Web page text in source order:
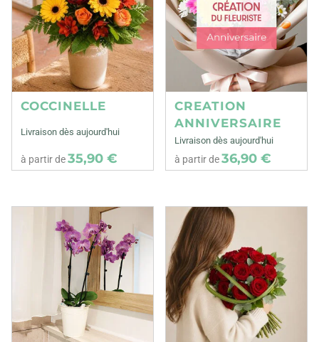
COCCINELLE
Livraison dès aujourd'hui
à partir de35,90 €
CREATION
ANNIVERSAIRE
Livraison dès aujourd'hui
à partir de36,90 €